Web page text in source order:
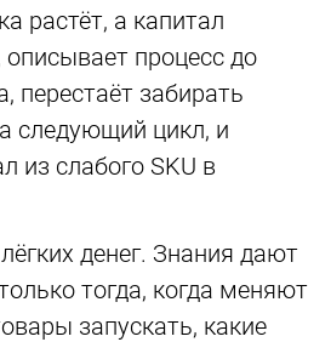
растёт, а капитал
процесс до
перестаёт забирать
следующий цикл, и
из слабого SKU в
денег. Знания дают
тогда, когда меняют
запускать, какие